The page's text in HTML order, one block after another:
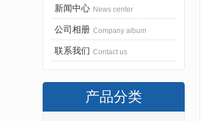
新闻中心 News center
公司相册 Company album
联系我们 Contact us
产品分类